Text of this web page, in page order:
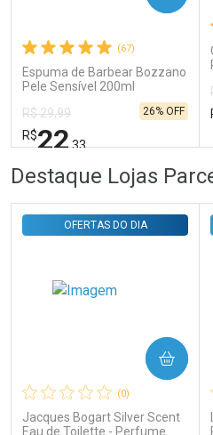
Comprar sem Desconto
Por R$ 31,35/cada
Comprar sem Desconto
Por R$ 31,35/cada
(67)
Espuma de Barbear Bozzano
Pele Sensível 200ml
R$ 29,99
R$22,33
26% OFF
Laboratório
Comprar sem Desconto
Por R$ 22,33/cada
Por Menos
Comprar sem Desconto
Por R$ 22,33/cada
Destaque Lojas
(0)
Jacques Bogart Silver Scent
Eau de Toilette - Perfume
OFERTAS DO DIA
COMPRAR